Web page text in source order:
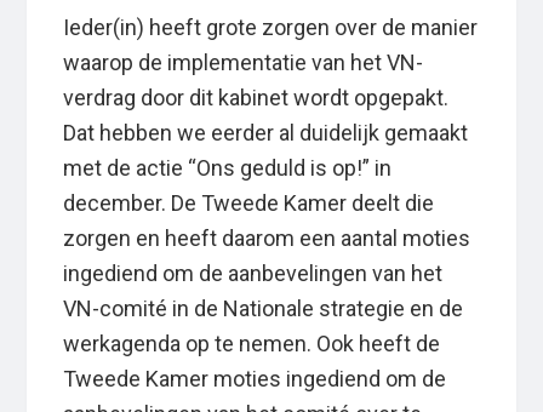
Ieder(in) heeft grote zorgen over de manier
waarop de implementatie van het VN-
verdrag door dit kabinet wordt opgepakt.
Dat hebben we eerder al duidelijk gemaakt
met de actie “Ons geduld is op!” in
december. De Tweede Kamer deelt die
zorgen en heeft daarom een aantal moties
ingediend om de aanbevelingen van het
VN-comité in de Nationale strategie en de
werkagenda op te nemen. Ook heeft de
Tweede Kamer moties ingediend om de